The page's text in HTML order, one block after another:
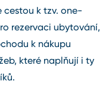
cestou k tzv. one-
rezervaci ubytování,
k nákupu
které naplňují i ty